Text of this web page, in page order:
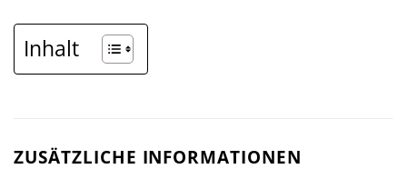
Inhalt
ZUSÄTZLICHE INFORMATIONEN